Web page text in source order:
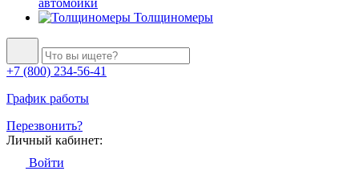
автомойки
Толщиномеры
+7 (800) 234-56-41
График работы
Перезвонить?
Личный кабинет:
Войти